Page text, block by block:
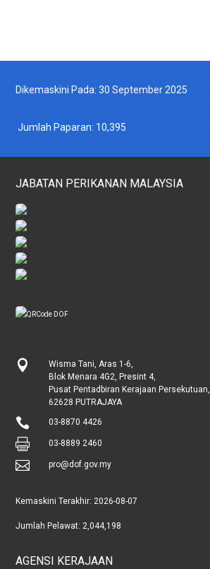
Dikemaskini Pada: 30 September 2025
Jumlah Paparan: 10,395
JABATAN PERIKANAN MALAYSIA

Wisma Tani, Aras 1-6,
Blok Menara 4G2, Presint 4,
Pusat Pentadbiran Kerajaan Persekutuan,
62628 PUTRAJAYA
 03-8870 4426
 03-8889 2460
 pro@dof.gov.my
Kemaskini Terakhir: 2026-08-07
Jumlah Pelawat: 2,044,198
AGENSI KERAJAAN